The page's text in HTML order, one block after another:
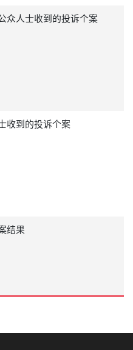
众人士收到的投诉个案
收到的投诉个案
结果